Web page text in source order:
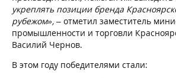
укреплять позиции бренда
рубежом», – отметил заместитель
промышленности и торговли
Василий Чернов.
В этом году победителями стали: